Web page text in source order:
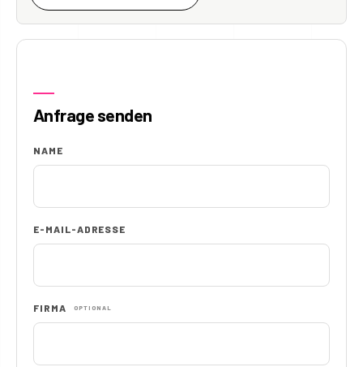
Anfrage senden
NAME
E-MAIL-ADRESSE
FIRMA OPTIONAL